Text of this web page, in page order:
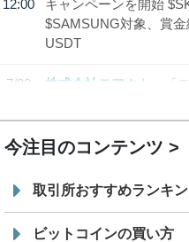
12:00
キャンペーンを開始
$SAMSUNG対象、賞金
USDT
7/30
株式会社モアクト
「
「 JPYC」を追加
19:30
てステーブルコイン「
説セミナーを開催
今注目のコンテンツ
取引所おすすめランキ
ビットコインの買い方